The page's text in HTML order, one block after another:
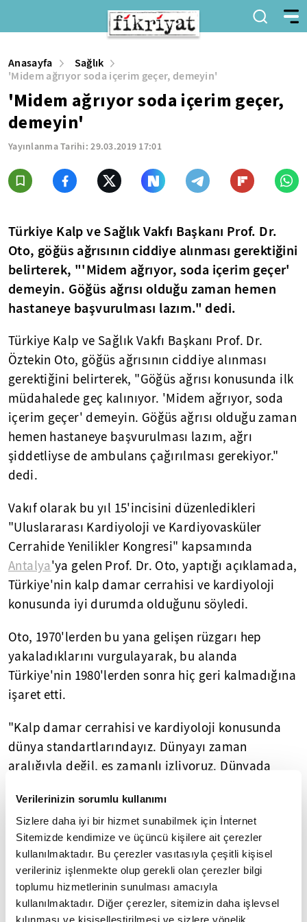
Verilerinizin sorumlu kullanımı
Sizlere daha iyi bir hizmet sunabilmek için İnternet
Sitemizde kendimize ve üçüncü kişilere ait çerezler
kullanılmaktadır. Bu çerezler vasıtasıyla çeşitli kişisel
verileriniz işlenmekte olup gerekli olan çerezler bilgi
toplumu hizmetlerinin sunulması amacıyla
kullanılmaktadır. Diğer çerezler, sitemizin daha işlevsel
kılınması ve kişiselleştirilmesi ve sizlere yönelik
Anasayfa
Sağlık
'Midem ağrıyor soda içerim geçer, demeyin'
'Midem ağrıyor soda içerim geçer,
demeyin'
Yayınlanma Tarihi:29.03.2019 17:01
Türkiye Kalp ve Sağlık Vakfı Başkanı Prof. Dr.
Oto, göğüs ağrısının ciddiye alınması gerektiğini
belirterek, "'Midem ağrıyor, soda içerim geçer'
demeyin. Göğüs ağrısı olduğu zaman hemen
hastaneye başvurulması lazım." dedi.
Türkiye Kalp ve Sağlık Vakfı Başkanı Prof. Dr.
Öztekin Oto, göğüs ağrısının ciddiye alınması
gerektiğini belirterek, "Göğüs ağrısı konusunda ilk
müdahalede geç kalınıyor. 'Midem ağrıyor, soda
içerim geçer' demeyin. Göğüs ağrısı olduğu zaman
hemen hastaneye başvurulması lazım, ağrı
şiddetliyse de ambulans çağırılması gerekiyor."
dedi.
Vakıf olarak bu yıl 15'incisini düzenledikleri
"Uluslararası Kardiyoloji ve Kardiyovasküler
Cerrahide Yenilikler Kongresi" kapsamında
Antalya'ya gelen Prof. Dr. Oto, yaptığı açıklamada,
Türkiye'nin kalp damar cerrahisi ve kardiyoloji
konusunda iyi durumda olduğunu söyledi.
Oto, 1970'lerden bu yana gelişen rüzgarı hep
yakaladıklarını vurgulayarak, bu alanda
Türkiye'nin 1980'lerden sonra hiç geri kalmadığına
işaret etti.
"Kalp damar cerrahisi ve kardiyoloji konusunda
dünya standartlarındayız. Dünyayı zaman
aralığıyla değil, eş zamanlı izliyoruz. Dünyada
yapıldı. 2000'de biz yaptık, ilk yayınımız var. Küçük
delikten kalp ameliyatlarını 18 yıldır uyguluyoruz.
Dünyada da en fazla 20 yıldır yapılıyor" diyen Oto,
ameliyatlarda yüksek teknolojiyi kullandıklarını
belirtti.
"GÖĞÜS AĞRISINDA İLK MÜDAHALEDE GEÇ